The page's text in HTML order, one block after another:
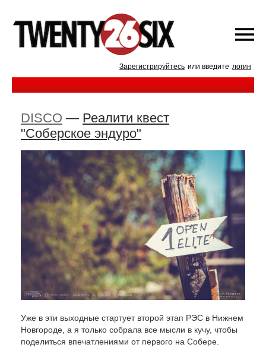
Зарегистрируйтесь или введите логин
DISCO — Реалити квест
"Соберское эндуро"
Уже в эти выходные стартует второй этап РЭС в Нижнем
Новгороде, а я только собрала все мысли в кучу, чтобы
поделиться впечатлениями от первого на Собере.